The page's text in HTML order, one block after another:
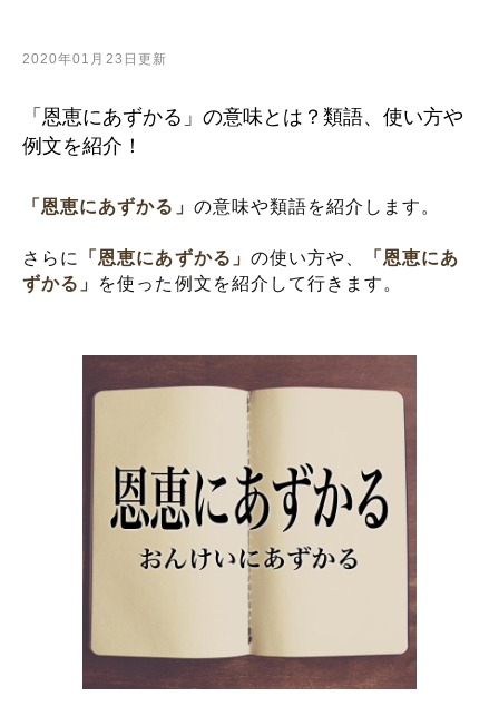
2020年01月23日更新
「恩恵にあずかる」の意味とは？類語、使い方や
例文を紹介！
「恩恵にあずかる」 の意味や類語を紹介します。
さらに 「恩恵にあずかる」 の使い方や、
「恩恵にあ
ずかる」
を使った例文を紹介して行きます。